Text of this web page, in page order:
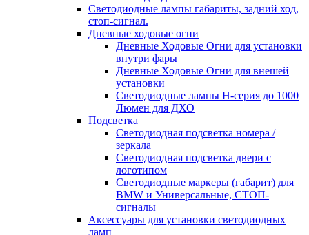
Светодиодные лампы габариты, задний ход,
стоп-сигнал.
Дневные ходовые огни
Дневные Ходовые Огни для установки
внутри фары
Дневные Ходовые Огни для внешей
установки
Светодиодные лампы H-серия до 1000
Люмен для ДХО
Подсветка
Светодиодная подсветка номера /
зеркала
Светодиодная подсветка двери с
логотипом
Светодиодные маркеры (габарит) для
BMW и Универсальные, СТОП-
сигналы
Аксессуары для установки светодиодных
ламп